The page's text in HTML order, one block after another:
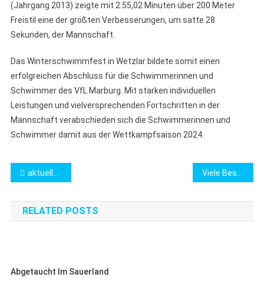
(Jahrgang 2013) zeigte mit 2:55,02 Minuten über 200 Meter
Freistil eine der größten Verbesserungen, um satte 28
Sekunden, der Mannschaft.
Das Winterschwimmfest in Wetzlar bildete somit einen
erfolgreichen Abschluss für die Schwimmerinnen und
Schwimmer des VfL Marburg. Mit starken individuellen
Leistungen und vielversprechenden Fortschritten in der
Mannschaft verabschieden sich die Schwimmerinnen und
Schwimmer damit aus der Wettkampfsaison 2024.
Beitragsnavigation
aktuelle Kurse
RELATED POSTS
Abgetaucht Im Sauerland